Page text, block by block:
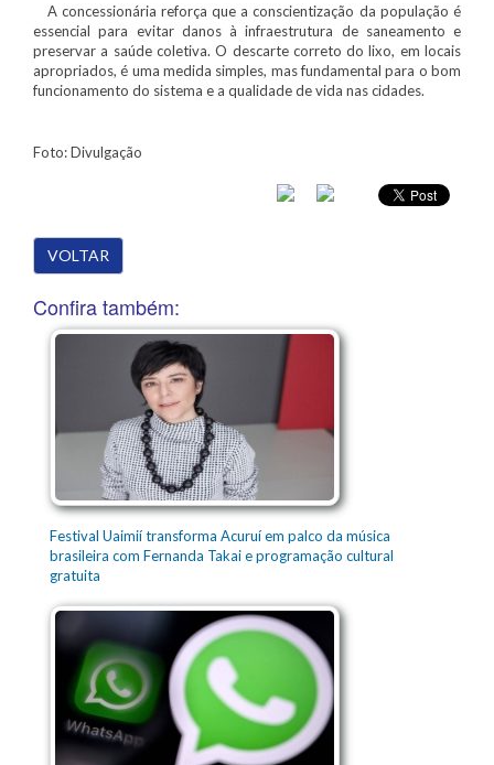
A concessionária reforça que a conscientização da população é
essencial para evitar danos à infraestrutura de saneamento e
preservar a saúde coletiva. O descarte correto do lixo, em locais
apropriados, é uma medida simples, mas fundamental para o bom
funcionamento do sistema e a qualidade de vida nas cidades.
Foto: Divulgação
VOLTAR
Confira também:
Festival Uaimií transforma Acuruí em palco da música
brasileira com Fernanda Takai e programação cultural
gratuita